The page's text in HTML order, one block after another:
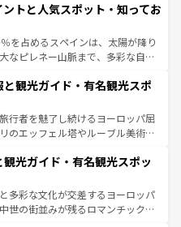
い田園風景やアマルフィ海岸の絶
せない。観光の合間には、本場の
のイタリア料理を堪能することも
夜眠るまで、すべての瞬間を楽し
報はコンテンツ一覧を参照してほ
トと人気スポット・知ってお
を占めるスペインは、太陽が降り
なピレネー山脈まで、多彩な自然
、情熱的なフラメンコ、熱気あふ
いタパスが生活の一部となってい
練された雰囲気や、バルセロナの
、地方では古代ローマ遺跡や中世
や気候が異なるスペインはその個
ほしい。
観光ガイド・有名観光スポ
行者を魅了し続けるヨーロッパ屈
のエッフェル塔やルーブル美術館
ている。華麗な宮殿、歴史的な大
して豊かな自然が、訪れる者を心
ランスは美食の国としても知ら
スコ無形文化遺産にも登録されて
光ガイド・有名観光スポッ
多彩な文化が交差するヨーロッパ
世の街並みが残るロマンチック街